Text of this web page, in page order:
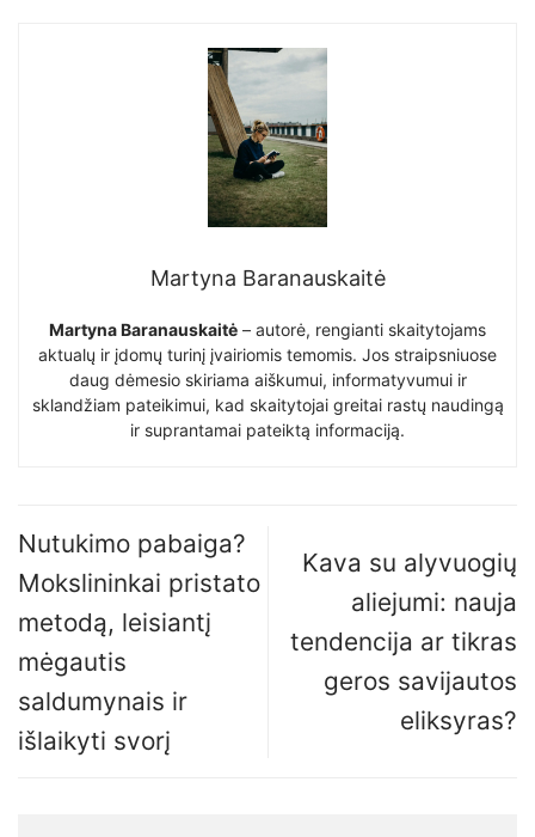
Martyna Baranauskaitė
Martyna Baranauskaitė – autorė, rengianti skaitytojams
aktualų ir įdomų turinį įvairiomis temomis. Jos straipsniuose
daug dėmesio skiriama aiškumui, informatyvumui ir
sklandžiam pateikimui, kad skaitytojai greitai rastų naudingą
ir suprantamai pateiktą informaciją.
Nutukimo pabaiga?
Mokslininkai pristato
metodą, leisiantį
mėgautis
saldumynais ir
išlaikyti svorį
Kava su alyvuogių
aliejumi: nauja
tendencija ar tikras
geros savijautos
eliksyras?